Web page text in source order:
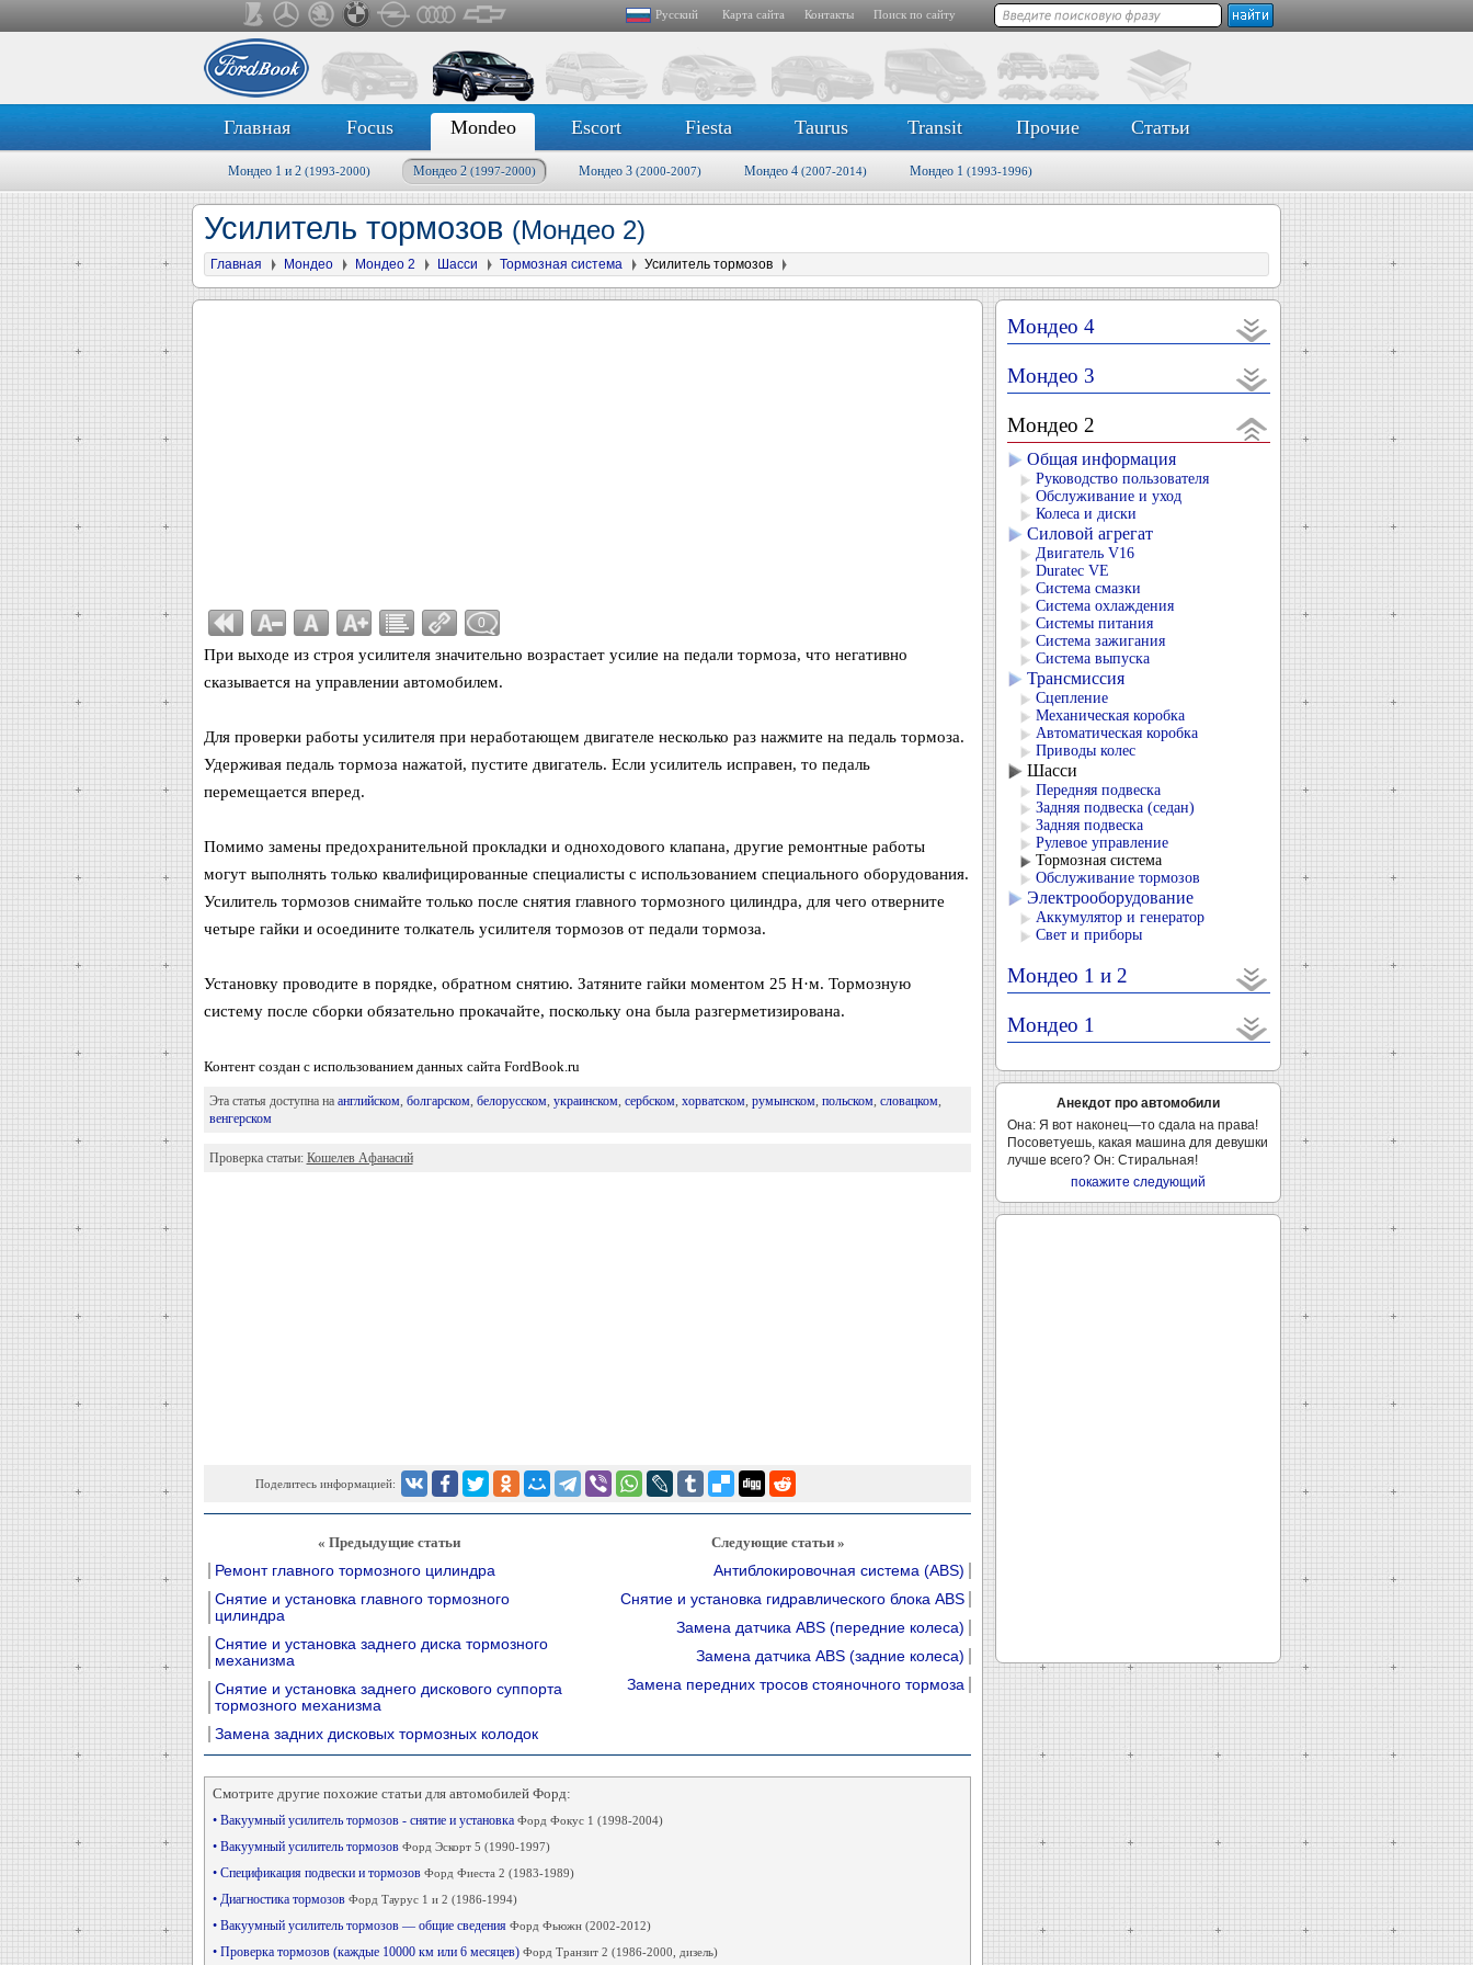
Русский Карта сайта Контакты Поиск по сайту
Главная Focus Mondeo Escort Fiesta Taurus Transit Прочие Статьи
Мондео 1 и 2 (1993-2000) Мондео 2 (1997-2000) Мондео 3 (2000-2007) Мондео 4 (2007-2014) Мондео 1 (1993-1996)
Усилитель тормозов (Мондео 2)
Главная Мондео Мондео 2 Шасси Тормозная система Усилитель тормозов
0
При выходе из строя усилителя значительно возрастает усилие на педали тормоза, что негативно
сказывается на управлении автомобилем.
Для проверки работы усилителя при неработающем двигателе несколько раз нажмите на педаль тормоза.
Удерживая педаль тормоза нажатой, пустите двигатель. Если усилитель исправен, то педаль
перемещается вперед.
Помимо замены предохранительной прокладки и одноходового клапана, другие ремонтные работы
могут выполнять только квалифицированные специалисты с использованием специального оборудования.
Усилитель тормозов снимайте только после снятия главного тормозного цилиндра, для чего отверните
четыре гайки и осоедините толкатель усилителя тормозов от педали тормоза.
Установку проводите в порядке, обратном снятию. Затяните гайки моментом 25 Н·м. Тормозную
систему после сборки обязательно прокачайте, поскольку она была разгерметизирована.
Контент создан с использованием данных сайта FordBook.ru
Эта статья доступна на английском, болгарском, белорусском, украинском, сербском, хорватском, румынском, польском, словацком,
венгерском
Проверка статьи: Кошелев Афанасий
Поделитесь информацией:
« Предыдущие статьи
Ремонт главного тормозного цилиндра
Снятие и установка главного тормозного
цилиндра
Снятие и установка заднего диска тормозного
механизма
Снятие и установка заднего дискового суппорта
тормозного механизма
Замена задних дисковых тормозных колодок
Следующие статьи »
Антиблокировочная система (ABS)
Снятие и установка гидравлического блока ABS
Замена датчика ABS (передние колеса)
Замена датчика ABS (задние колеса)
Замена передних тросов стояночного тормоза
Смотрите другие похожие статьи для автомобилей Форд:
• Вакуумный усилитель тормозов - снятие и установка Форд Фокус 1 (1998-2004)
• Вакуумный усилитель тормозов Форд Эскорт 5 (1990-1997)
• Спецификация подвески и тормозов Форд Фиеста 2 (1983-1989)
• Диагностика тормозов Форд Таурус 1 и 2 (1986-1994)
• Вакуумный усилитель тормозов — общие сведения Форд Фьюжн (2002-2012)
• Проверка тормозов (каждые 10000 км или 6 месяцев) Форд Транзит 2 (1986-2000, дизель)
Мондео 4
Мондео 3
Мондео 2
Общая информация
Руководство пользователя
Обслуживание и уход
Колеса и диски
Силовой агрегат
Двигатель V16
Duratec VЕ
Система смазки
Система охлаждения
Системы питания
Система зажигания
Система выпуска
Трансмиссия
Сцепление
Механическая коробка
Автоматическая коробка
Приводы колес
Шасси
Передняя подвеска
Задняя подвеска (седан)
Задняя подвеска
Рулевое управление
Тормозная система
Обслуживание тормозов
Электрооборудование
Аккумулятор и генератор
Свет и приборы
Мондео 1 и 2
Мондео 1
Анекдот про автомобили
Она: Я вот наконец—то сдала на права!
Посоветуешь, какая машина для девушки
лучше всего? Он: Стиральная!
покажите следующий